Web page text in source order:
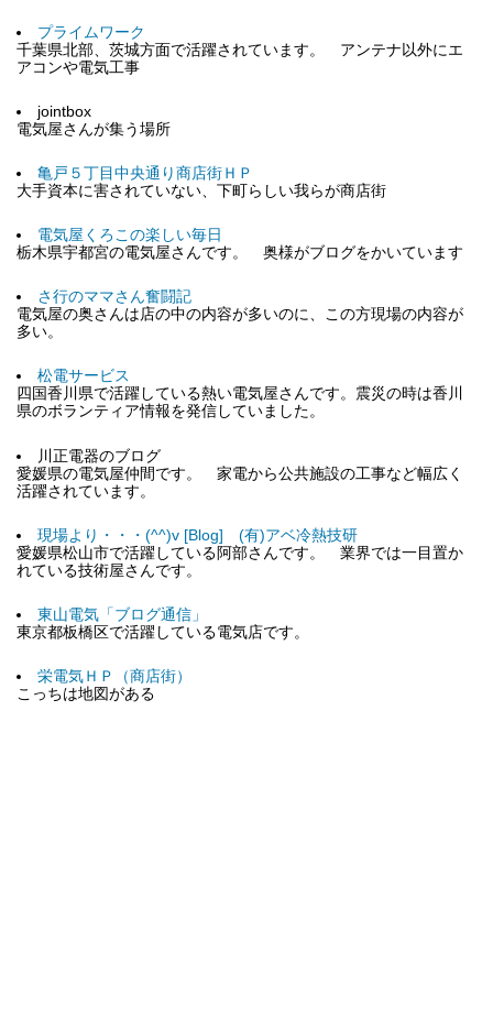
プライムワーク
千葉県北部、茨城方面で活躍されています。 アンテナ以外にエ
アコンや電気工事
jointbox
電気屋さんが集う場所
亀戸５丁目中央通り商店街ＨＰ
大手資本に害されていない、下町らしい我らが商店街
電気屋くろこの楽しい毎日
栃木県宇都宮の電気屋さんです。 奥様がブログをかいています
さ行のママさん奮闘記
電気屋の奥さんは店の中の内容が多いのに、この方現場の内容が
多い。
松電サービス
四国香川県で活躍している熱い電気屋さんです。震災の時は香川
県のボランティア情報を発信していました。
川正電器のブログ
愛媛県の電気屋仲間です。 家電から公共施設の工事など幅広く
活躍されています。
現場より・・・(^^)v [Blog] (有)アベ冷熱技研
愛媛県松山市で活躍している阿部さんです。 業界では一目置か
れている技術屋さんです。
東山電気「ブログ通信」
東京都板橋区で活躍している電気店です。
栄電気ＨＰ（商店街）
こっちは地図がある